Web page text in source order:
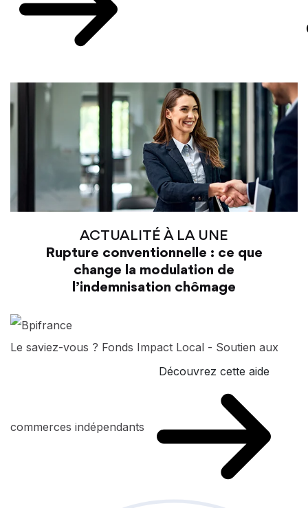
ACTUALITÉ À LA UNE
Rupture conventionnelle : ce que
change la modulation de
l’indemnisation chômage
Le saviez-vous ? Fonds Impact Local - Soutien aux
commerces indépendants
Découvrez cette aide